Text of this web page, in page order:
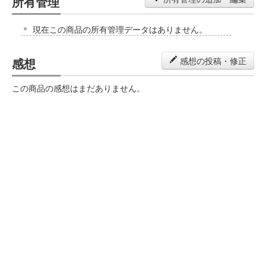
現在この商品の所有管理データはありません。
感想 感想の投稿・修正
この商品の感想はまだありません。